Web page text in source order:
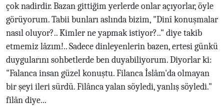
çok nadirdir. Bazan gittiğim yerlerde onlar açıyorlar, öyle
görüyorum. Tabii bunları aslında bizim, "Dinî konuşmalar
nasıl oluyor?.. Kimler ne yapmak istiyor?.." diye takib
etmemiz lâzım!.. Sadece dinleyenlerin bazen, ertesi günkü
duygularını sohbetlerde ben duyabiliyorum. Diyorlar ki:
"Falanca insan güzel konuştu. Filanca İslâm'da olmayan
bir şeyi ileri sürdü. Filânca yalan söyledi, yanlış söyledi."
filân diye...